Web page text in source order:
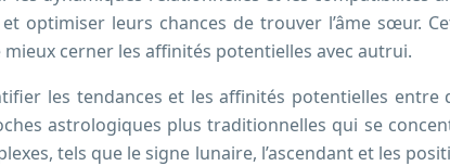
optimiser leurs chances de trouver l’âme sœur.
cerner les affinités potentielles avec autrui.
les tendances et les affinités potentielles
astrologiques plus traditionnelles qui se
tels que le signe lunaire, l’ascendant et les